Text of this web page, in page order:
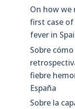
On how
first case
fever in
Sobre
fiebre
España
Sobre la